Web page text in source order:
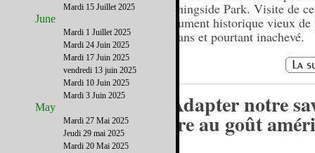
Morningside Park. Visite de ce
monument historique vieux
120 ans et pourtant inachevé.
« Adapter notre
faire au goût
Mardi 15 Juillet 2025
June
Mardi 1 Juillet 2025
Mardi 24 Juin 2025
Mardi 17 Juin 2025
vendredi 13 juin 2025
Mardi 10 Juin 2025
Mardi 3 Juin 2025
May
Mardi 27 Mai 2025
Jeudi 29 mai 2025
Mardi 20 Mai 2025